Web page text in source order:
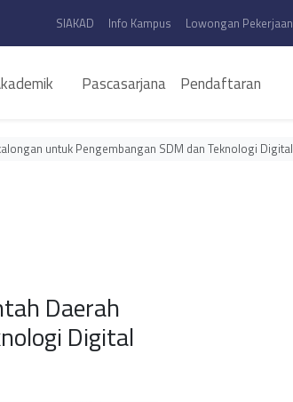
SIAKAD Info Kampus Lowongan Pekerjaan
Pascasarjana Pendaftaran
untuk Pengembangan SDM dan Teknologi Digital
Daerah
Digital